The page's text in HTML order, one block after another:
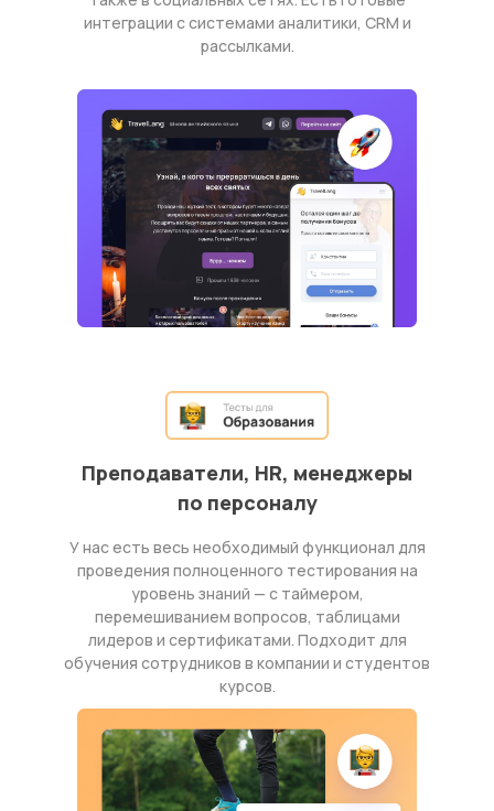
интеграции с системами аналитики, CRM и
рассылками.
Преподаватели, HR, менеджеры
по персоналу
У нас есть весь необходимый функционал для
проведения полноценного тестирования на
уровень знаний — с таймером,
перемешиванием вопросов, таблицами
лидеров и сертификатами. Подходит для
обучения сотрудников в компании и студентов
курсов.